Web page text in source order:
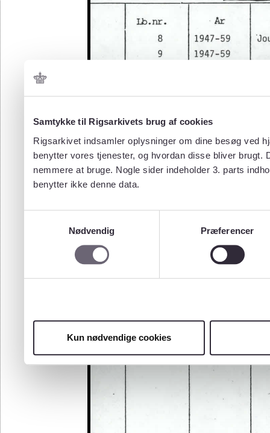
Samtykke til Rigsarkivets brug af cookies
Rigsarkivet indsamler oplysninger om dine besøg ved
benytter vores tjenester, og hvordan disse bliver
nemmere at bruge. Nogle sider indeholder 3. parts
benytter ikke denne data.
Nødvendig
Præferencer
Kun nødvendige cookies